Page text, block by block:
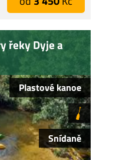
řeky Dyje a
Plastové kanoe
Snídaně